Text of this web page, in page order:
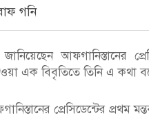
গনি
আফগানিস্তানের
এক বিবৃতিতে তিনি এ কথা
প্রেসিডেন্টের প্রথম